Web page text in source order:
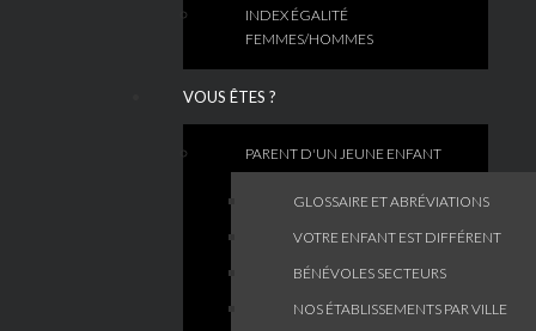
INDEX ÉGALITÉ
FEMMES/HOMMES
VOUS ÊTES ?
PARENT D'UN JEUNE ENFANT
GLOSSAIRE ET ABRÉVIATIONS
VOTRE ENFANT EST DIFFÉRENT
BÉNÉVOLES SECTEURS
NOS ÉTABLISSEMENTS PAR VILLE